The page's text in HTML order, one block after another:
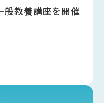
般教養講座を開催